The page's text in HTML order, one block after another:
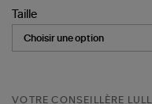
Pure
Gold
Filled
Taille
VOTRE CONSEILLÈRE LULLI